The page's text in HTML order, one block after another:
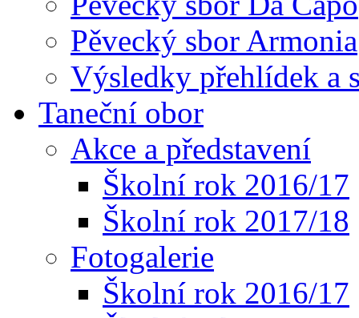
Pěvecký sbor Armonia
Výsledky přehlídek a
Taneční obor
Akce a představení
Školní rok 2016/17
Školní rok 2017/18
Fotogalerie
Školní rok 2016/17